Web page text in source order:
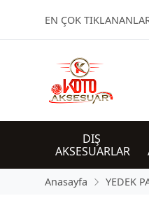
EN ÇOK
DIŞ
AKSESUARLAR
Anasayfa YEDEK